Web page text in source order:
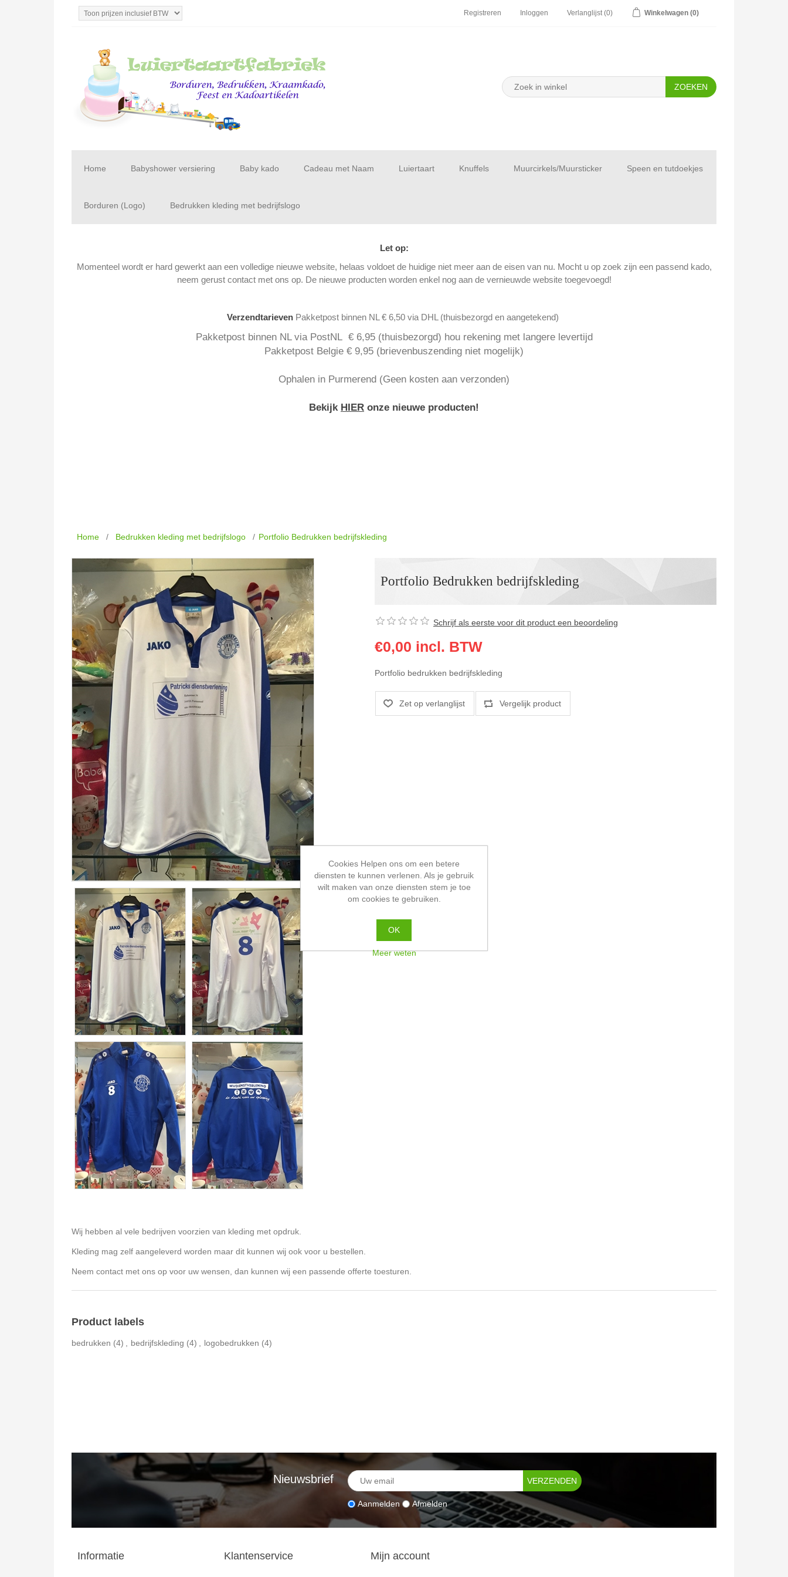
Registreren Inloggen Verlanglijst (0) Winkelwagen (0)
Home Babyshower versiering Baby kado Cadeau met Naam Luiertaart Knuffels Muurcirkels/Muursticker Speen en tutdoekjes
Borduren (Logo) Bedrukken kleding met bedrijfslogo
Let op:
Momenteel wordt er hard gewerkt aan een volledige nieuwe website, helaas voldoet de huidige niet meer aan de eisen van nu. Mocht u op zoek zijn een passend kado,
neem gerust contact met ons op. De nieuwe producten worden enkel nog aan de vernieuwde website toegevoegd!
Verzendtarieven Pakketpost binnen NL € 6,50 via DHL (thuisbezorgd en aangetekend)
Pakketpost binnen NL via PostNL € 6,95 (thuisbezorgd) hou rekening met langere levertijd
Pakketpost Belgie € 9,95 (brievenbuszending niet mogelijk)
Ophalen in Purmerend (Geen kosten aan verzonden)
Bekijk HIER onze nieuwe producten!
Home / Bedrukken kleding met bedrijfslogo / Portfolio Bedrukken bedrijfskleding
Portfolio Bedrukken bedrijfskleding
Schrijf als eerste voor dit product een beoordeling
€0,00 incl. BTW
Portfolio bedrukken bedrijfskleding
Wij hebben al vele bedrijven voorzien van kleding met opdruk.
Kleding mag zelf aangeleverd worden maar dit kunnen wij ook voor u bestellen.
Neem contact met ons op voor uw wensen, dan kunnen wij een passende offerte toesturen.
Product labels
bedrukken (4) bedrijfskleding (4) logobedrukken (4)
Nieuwsbrief
Aanmelden Afmelden
Informatie Klantenservice Mijn account
Cookies Helpen ons om een betere
diensten te kunnen verlenen. Als je gebruik
wilt maken van onze diensten stem je toe
om cookies te gebruiken.
OK
Meer weten